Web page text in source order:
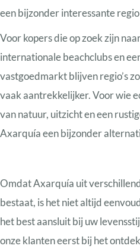
een bijzonder interessante
Voor kopers die op zoek zijn
internationale beachclubs en
vastgoedmarkt blijven regio’s
vaak aantrekkelijker. Voor wie
van natuur, uitzicht en een
Axarquía een bijzonder
Omdat Axarquía uit
bestaat, is het niet altijd
het best aansluit bij uw
onze klanten eerst bij het